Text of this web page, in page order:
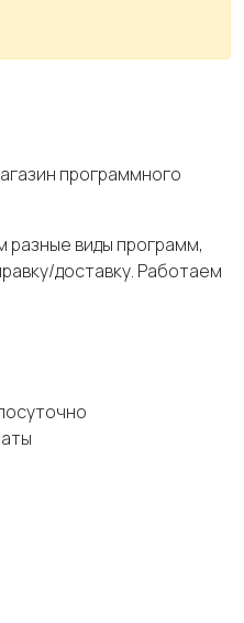
программного
виды программ,
доставку. Работаем